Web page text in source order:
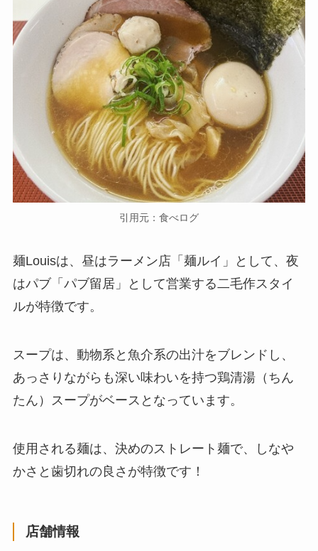
引用元：食べログ
麺Louisは、昼はラーメン店「麺ルイ」として、夜
はパブ「パブ留居」として営業する二毛作スタイ
ルが特徴です。
スープは、動物系と魚介系の出汁をブレンドし、
あっさりながらも深い味わいを持つ鶏清湯（ちん
たん）スープがベースとなっています。
使用される麺は、決めのストレート麺で、しなや
かさと歯切れの良さが特徴です！
店舗情報